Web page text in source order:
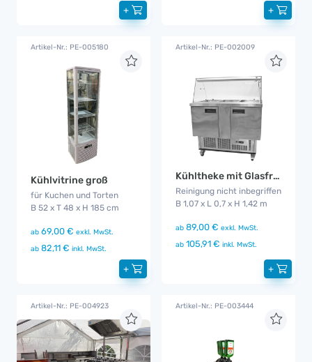
+ +
Artikel-Nr.: PE-005180
Kühlvitrine groß
für Kuchen und Torten
B 52 x T 48 x H 185 cm
ab 69,00 € exkl. MwSt.
ab 82,11 € inkl. MwSt.
+
Artikel-Nr.: PE-002009
Kühltheke mit Glasfront
Reinigung nicht inbegriffen
B 1,07 x L 0,7 x H 1,42 m
ab 89,00 € exkl. MwSt.
ab 105,91 € inkl. MwSt.
+
Artikel-Nr.: PE-004923 Artikel-Nr.: PE-003444